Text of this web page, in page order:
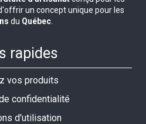
un concept unique pour les
du Québec
rapides
vos produits
confidentialité
d'utilisation